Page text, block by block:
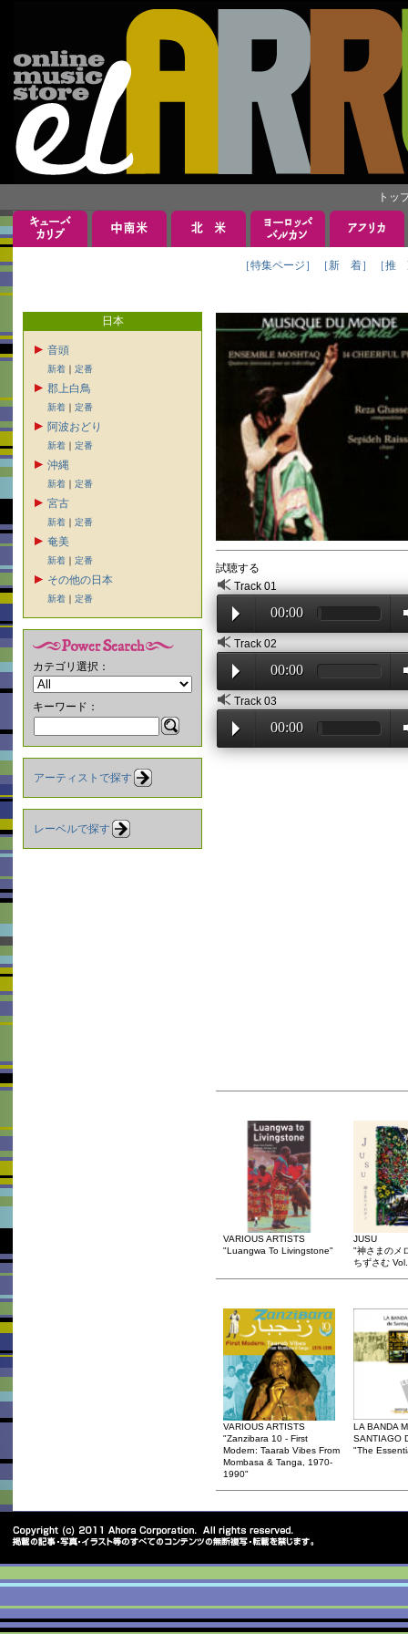
トッ
［特集ページ］ ［新 着］ ［推
日本
音頭
新着 ｜ 定番
郡上白鳥
新着 ｜ 定番
阿波おどり
新着 ｜ 定番
沖縄
新着 ｜ 定番
宮古
新着 ｜ 定番
奄美
新着 ｜ 定番
その他の日本
新着 ｜ 定番
カテゴリ選択：
キーワード：
アーティストで探す
レーベルで探す
試聴する
Track 01
00:00
Track 02
00:00
Track 03
00:00
VARIOUS ARTISTS
"Luangwa To Livingstone"
JUSU
"神さまのメ
ちずさむ
VARIOUS ARTISTS
"Zanzibara 10 - First
Modern: Taarab Vibes From
Mombasa & Tanga, 1970-
1990"
LA BANDA
SANTIAGO
"The